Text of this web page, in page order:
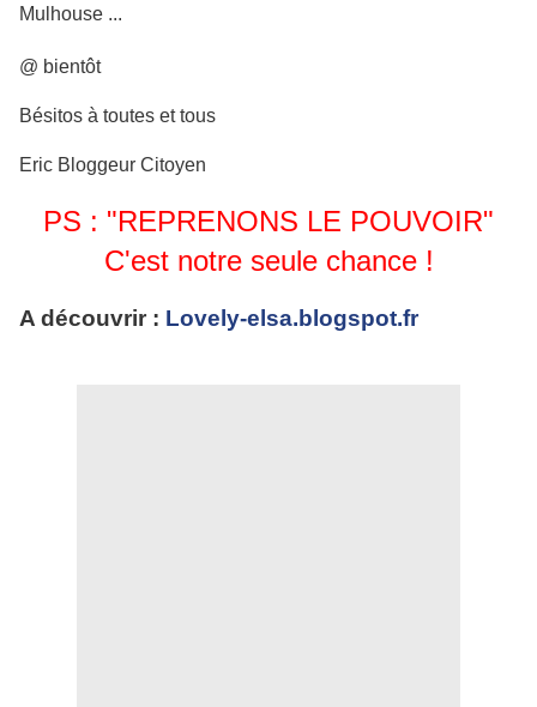
Mulhouse ...
@ bientôt
Bésitos à toutes et tous
Eric Bloggeur Citoyen
PS : "REPRENONS LE POUVOIR"
C'est notre seule chance !
A découvrir : Lovely-elsa.blogspot.fr